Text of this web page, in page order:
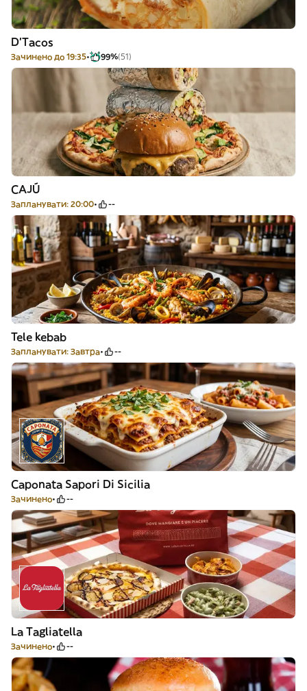
D'Tacos
Зачинено до 19:35 99%(51)
CAJÚ
Запланувати: 20:00 --
Tele kebab
Запланувати: Завтра --
Caponata Sapori Di Sicilia
Зачинено --
La Tagliatella
Зачинено --